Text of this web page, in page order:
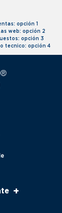
opción 1
web: opción 2
opción 3
tecnico: opción 4
+